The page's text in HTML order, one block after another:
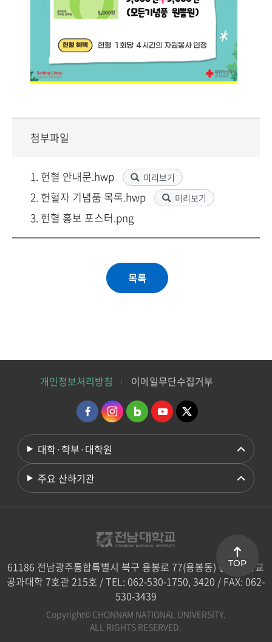
첨부파일
1. 헌혈 안내문.hwp 미리보기
2. 헌혈자 기념품 목록.hwp 미리보기
3. 헌혈 홍보 포스터.png
개인정보처리방침 이메일무단수집거부
대학·학부·대학원
주요 산하기관
61186 전남광주통합특별시 북구 용봉로 77(용봉동) 전남대학교
공과대학 7호관 215호 / TEL: 062-530-1750, 3420 / FAX: 062-
530-3439
Copyright© CHONNAM NATIONAL UNIVERSITY.
ALL RIGHTS RESERVED.
TOP